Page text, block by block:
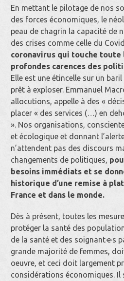
En mettant le pilotage de nos
des forces économiques, le
peau de chagrin la capacité de
des crises comme celle du Covid.
coronavirus qui touche
profondes carences des
Elle est une étincelle sur un
prêt à exploser. Emmanuel
allocutions, appelle à des «
placer « des services (…) en
». Nos organisations,
et écologique et donnant
n’attendent pas des discours
changements de politiques,
besoins immédiats et se
historique d’une remise à
France et dans le monde.
Dès à présent, toutes les
protéger la santé des
de la santé et des soignant·e·s
grande majorité de femmes,
oeuvre, et ceci doit largement
considérations économiques. Il